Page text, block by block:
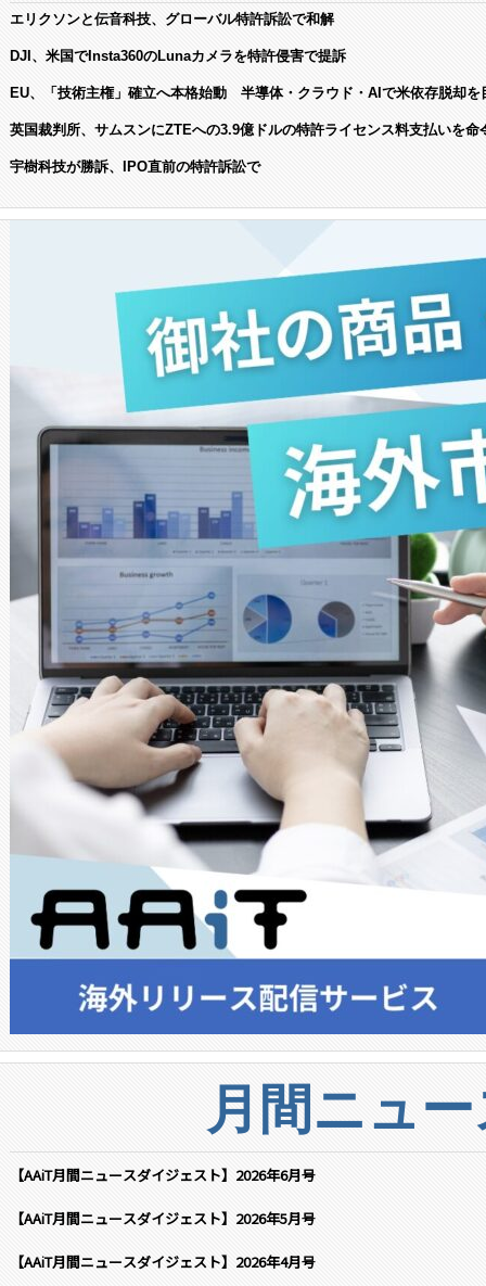
エリクソンと伝音科技、グローバル特許訴訟で和解
DJI、米国でInsta360のLunaカメラを特許侵害で提訴
EU、「技術主権」確立へ本格始動 半導体・クラウド・AIで米依存脱却を
英国裁判所、サムスンにZTEへの3.9億ドルの特許ライセンス料支払いを命
宇樹科技が勝訴、IPO直前の特許訴訟で
月間ニュ
【AAiT月間ニュースダイジェスト】2026年6月号
【AAiT月間ニュースダイジェスト】2026年5月号
【AAiT月間ニュースダイジェスト】2026年4月号